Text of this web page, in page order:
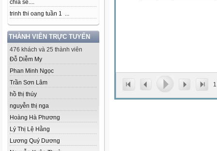
chia sẻ....
trinh thi oang tuần 1 ...
THÀNH VIÊN TRỰC TUYẾN
476 khách và 25 thành viên
Đỗ Diễm My
Phan Minh Ngọc
Trần Sơn Lâm
hồ thị thúy
nguyễn thị nga
Hoàng Hà Phương
Lý Thị Lệ Hằng
Lương Quý Dương
1